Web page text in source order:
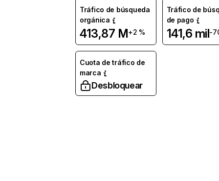
Tráfico de búsqueda
orgánica
413,87 M+2 %
Tráfico de
de pago
141,6 mil-
Cuota de tráfico de
marca
Desbloquear